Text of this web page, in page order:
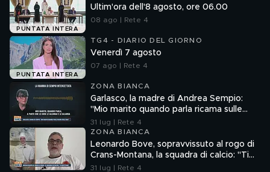
PUNTATA INTERA
Ultim'ora dell'8 agosto, ore 06.00
08 ago | Rete 4
PUNTATA INTERA
TG4 - DIARIO DEL GIORNO
Venerdì 7 agosto
07 ago | Rete 4
ZONA BIANCA
Garlasco, la madre di Andrea Sempio:
"Mio marito quando parla ricama sulle
cose"
31 lug | Rete 4
ZONA BIANCA
Leonardo Bove, sopravvissuto al rogo di
Crans-Montana, la squadra di calcio: "Ti
aspettiamo"
31 lug | Rete 4